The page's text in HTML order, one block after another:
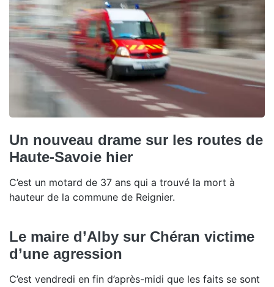
Un nouveau drame sur les routes de
Haute-Savoie hier
C’est un motard de 37 ans qui a trouvé la mort à
hauteur de la commune de Reignier.
Le maire d’Alby sur Chéran victime
d’une agression
C’est vendredi en fin d’après-midi que les faits se sont